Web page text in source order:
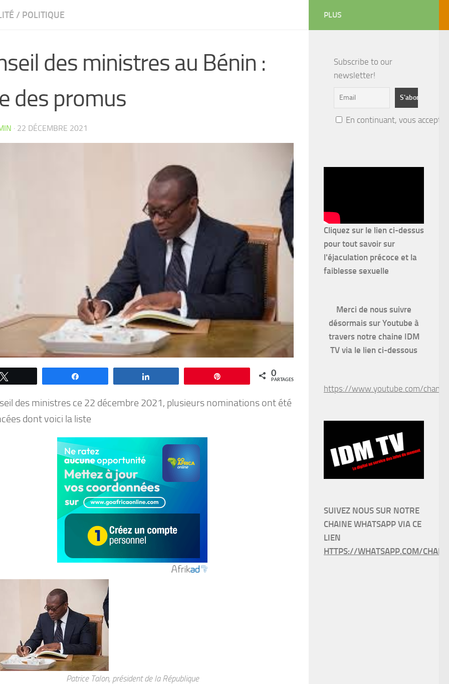
/ POLITIQUE
des ministres au Bénin :
des promus
· 22 DÉCEMBRE 2021
0
PARTAGES
des ministres ce 22 décembre 2021, plusieurs nominations ont été
dont voici la liste
Patrice Talon, président de la République
PLUS
Subscribe to our
newsletter!
En continuant, vous
Cliquez sur le lien ci-dessus
pour tout savoir sur
l'éjaculation précoce et la
faiblesse sexuelle
Merci de nous suivre
désormais sur Youtube à
travers notre chaine IDM
TV via le lien ci-dessous
https://www.youtube.com/
SUIVEZ NOUS SUR NOTRE
CHAINE WHATSAPP VIA CE
LIEN
HTTPS://WHATSAPP.COM/